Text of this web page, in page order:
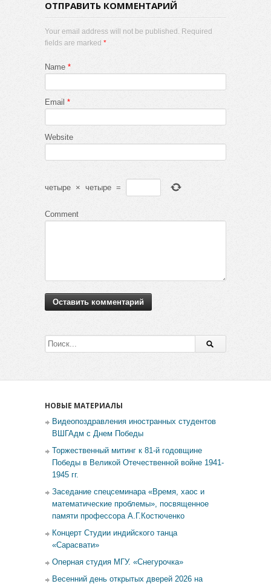
ОТПРАВИТЬ КОММЕНТАРИЙ
Your email address will not be published. Required
fields are marked *
Name *
Email *
Website
четыре × четыре =
Comment
НОВЫЕ МАТЕРИАЛЫ
Видеопоздравления иностранных студентов
ВШГАдм с Днем Победы
Торжественный митинг к 81-й годовщине
Победы в Великой Отечественной войне 1941-
1945 гг.
Заседание спецсеминара «Время, хаос и
математические проблемы», посвященное
памяти профессора А.Г.Костюченко
Концерт Студии индийского танца
«Сарасвати»
Оперная студия МГУ. «Снегурочка»
Весенний день открытых дверей 2026 на